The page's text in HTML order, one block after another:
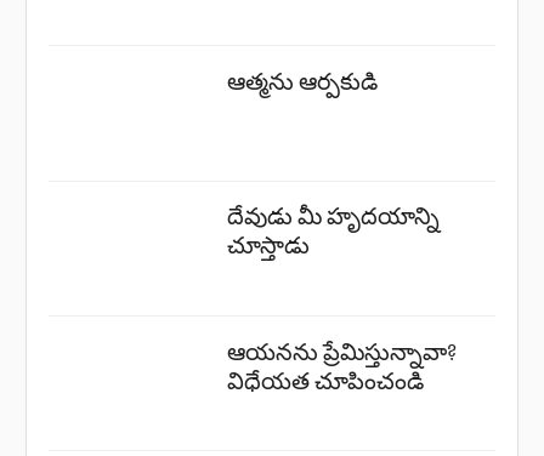
ఆత్మను ఆర్పకుడి
దేవుడు మీ హృదయాన్ని
చూస్తాడు
ఆయనను ప్రేమిస్తున్నావా?
విధేయత చూపించండి